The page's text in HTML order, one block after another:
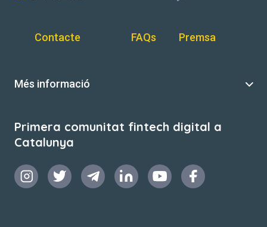
Contacte FAQs Premsa
Més informació
Primera comunitat fintech digital a
Catalunya